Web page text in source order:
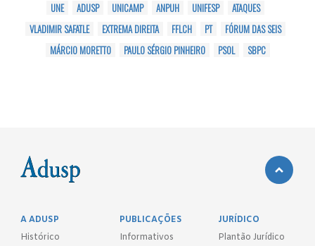
UNE
ADUSP UNICAMP ANPUH UNIFESP
ATAQUES
VLADIMIR SAFATLE
EXTREMA DIREITA FFLCH PT
FÓRUM DAS SEIS
MÁRCIO MORETTO
PAULO SÉRGIO PINHEIRO PSOL SBPC
A ADUSP
Histórico
PUBLICAÇÕES
Informativos
JURÍDICO
Plantão Jurídico